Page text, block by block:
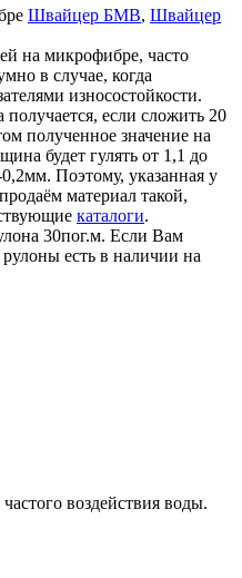
Швайцер БМВ, Швайцер
на микрофибре, часто
в случае, когда
износостойкости.
если сложить 20
полученное значение на
будет гулять от 1,1 до
Поэтому, указанная у
материал такой,
каталоги.
30пог.м. Если Вам
есть в наличии на
воздействия воды.